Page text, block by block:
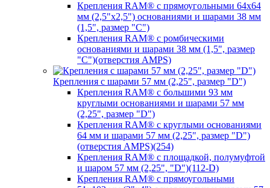
Крепления RAM® с прямоугольными 64х64
мм (2,5"х2,5") основаниями и шарами 38 мм
(1,5", размер "C")
Крепления RAM® с ромбическими
основаниями и шарами 38 мм (1,5", размер
"C")(отверстия AMPS)
Крепления с шарами 57 мм (2,25", размер "D")
Крепления RAM® с большими 93 мм
круглыми основаниями и шарами 57 мм
(2,25", размер "D")
Крепления RAM® с круглыми основаниями
64 мм и шарами 57 мм (2,25", размер "D")
(отверстия AMPS)(254)
Крепления RAM® с площадкой, полумуфтой
и шаром 57 мм (2,25", "D")(112-D)
Крепления RAM® с прямоугольными